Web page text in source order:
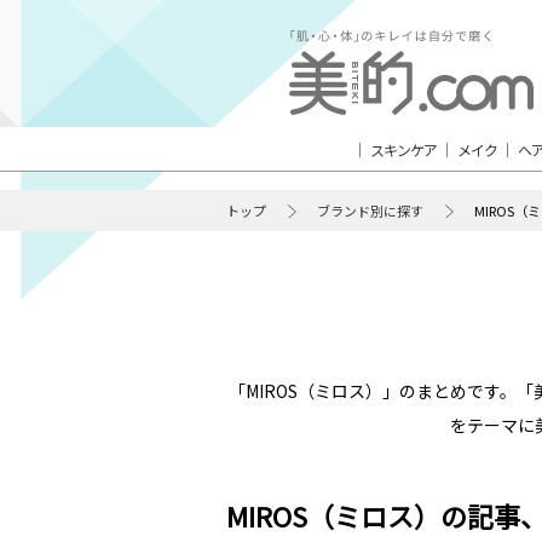
スキンケア メイク ヘ
トップ ブランド別に探す MIROS（
「MIROS（ミロス）」のまとめです。
をテーマに
MIROS（ミロス）の記事